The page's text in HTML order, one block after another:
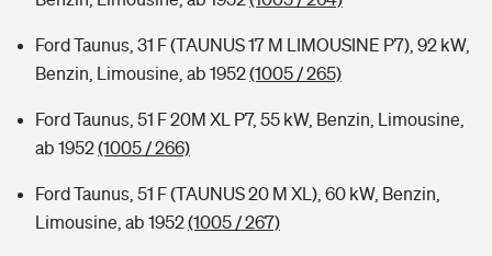
Ford Taunus, 31 F (TAUNUS 17 M LIMOUSINE P7), 92 kW,
Benzin, Limousine, ab 1952(1005 / 265)
Ford Taunus, 51 F 20M XL P7, 55 kW, Benzin, Limousine,
ab 1952(1005 / 266)
Ford Taunus, 51 F (TAUNUS 20 M XL), 60 kW, Benzin,
Limousine, ab 1952(1005 / 267)